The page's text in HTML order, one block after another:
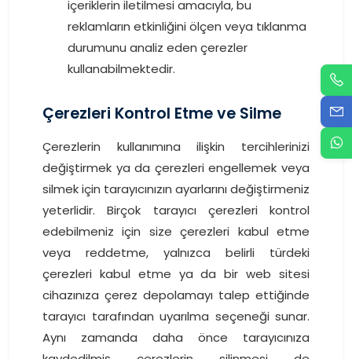
içeriklerin iletilmesi amacıyla, bu
reklamların etkinliğini ölçen veya tıklanma
durumunu analiz eden çerezler
kullanabilmektedir.
Çerezleri Kontrol Etme ve Silme
Çerezlerin kullanımına ilişkin tercihlerinizi
değiştirmek ya da çerezleri engellemek veya
silmek için tarayıcınızın ayarlarını değiştirmeniz
yeterlidir. Birçok tarayıcı çerezleri kontrol
edebilmeniz için size çerezleri kabul etme
veya reddetme, yalnızca belirli türdeki
çerezleri kabul etme ya da bir web sitesi
cihazınıza çerez depolamayı talep ettiğinde
tarayıcı tarafından uyarılma seçeneği sunar.
Aynı zamanda daha önce tarayıcınıza